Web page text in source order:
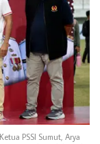
PSSI Sumut, Arya